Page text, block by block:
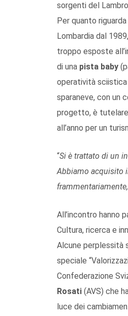
sorgenti del
Per quanto
Lombardia dal
troppo esposte
di una pista baby
operatività sciistica
sparaneve, con un
progetto, è
all’anno per un
“Si è trattato di un
Abbiamo acquisito
All’incontro hanno
Cultura, ricerca e
Alcune perplessità
speciale
Confederazione
Rosati (AVS) che
luce dei